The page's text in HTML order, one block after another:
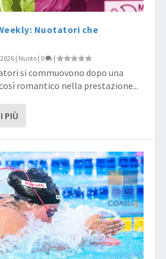
Nuotatori che
| Nuoto | 0 |
si commuovono dopo una
così romantico nella prestazione...
PIÙ